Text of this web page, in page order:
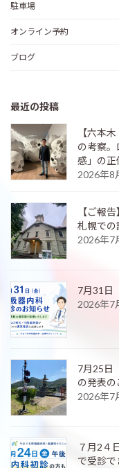
駐車場
オンライン予約
ブログ
最近の投稿
【六本
の考察
感」の正
2026年8
【ご報
札幌での
2026年7
7月31日
2026年7
7月25日
の発表の
2026年7
７月2４
で受診で